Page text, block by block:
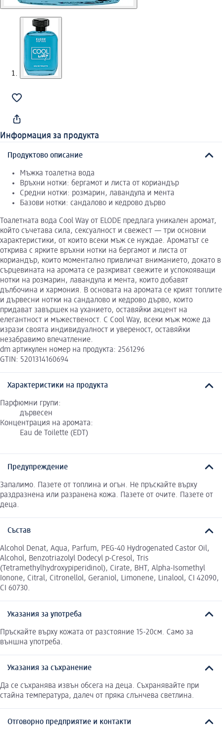
Информация за продукта
Продуктово описание
Мъжка тоалетна вода
Връхни нотки: бергамот и листа от кориандър
Средни нотки: розмарин, лавандула и мента
Базови нотки: сандалово и кедрово дърво
Тоалетната вода Cool Way от ELODE предлага уникален аромат,
който съчетава сила, сексуалност и свежест — три основни
характеристики, от които всеки мъж се нуждае. Ароматът се
открива с ярките връхни нотки на бергамот и листа от
кориандър, които моментално привличат вниманието, докато в
сърцевината на аромата се разкриват свежите и успокояващи
нотки на розмарин, лавандула и мента, които добавят
дълбочина и хармония. В основата на аромата се крият топлите
и дървесни нотки на сандалово и кедрово дърво, които
придават завършек на уханието, оставяйки акцент на
елегантност и мъжественост. С Cool Way, всеки мъж може да
изрази своята индивидуалност и увереност, оставяйки
незабравимо впечатление.
dm артикулен номер на продукта: 2561296
GTIN: 5201314160694
Характеристики на продукта
Парфюмни групи:
дървесен
Концентрация на аромата:
Eau de Toilette (EDT)
Предупреждение
Запалимо. Пазете от топлина и огън. Не пръскайте върху
раздразнена или разранена кожа. Пазете от очите. Пазете от
деца.
Състав
Alcohol Denat, Aqua, Parfum, PEG-40 Hydrogenated Castor Oil,
Alcohol, Benzotriazolyl Dodecyl p-Cresol, Tris
(Tetramethylhydroxypiperidinol), Cirate, BHT, Alpha-Isomethyl
Ionone, Citral, Citronellol, Geraniol, Limonene, Linalool, CI 42090,
CI 60730.
Указания за употреба
Пръскайте върху кожата от разстояние 15-20см. Само за
външна употреба.
Указания за съхранение
Да се съхранява извън обсега на деца. Съхранявайте при
стайна температура, далеч от пряка слънчева светлина.
Отговорно предприятие и контакти